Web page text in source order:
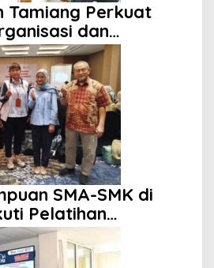
Tamiang Perkuat
dan
SMA-SMK di
Pelatihan